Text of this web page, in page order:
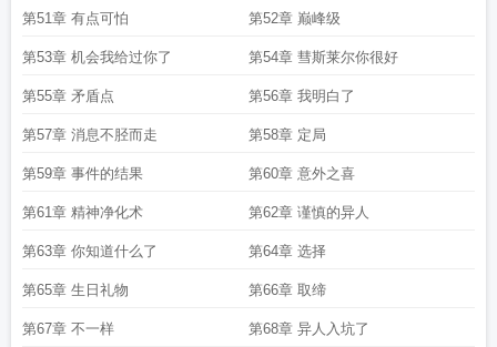
第51章 有点可怕 第52章 巅峰级
第53章 机会我给过你了 第54章 彗斯莱尔你很好
第55章 矛盾点 第56章 我明白了
第57章 消息不胫而走 第58章 定局
第59章 事件的结果 第60章 意外之喜
第61章 精神净化术 第62章 谨慎的异人
第63章 你知道什么了 第64章 选择
第65章 生日礼物 第66章 取缔
第67章 不一样 第68章 异人入坑了